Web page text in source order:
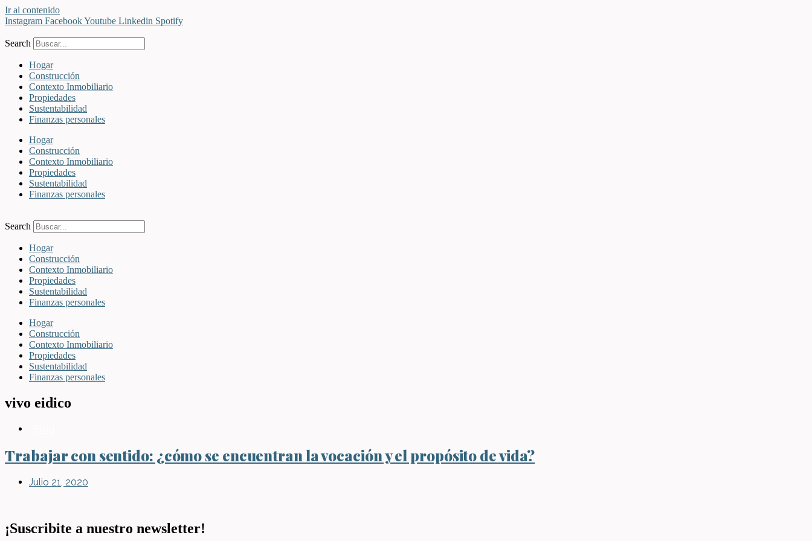
Ir al contenido
Instagram FacebookYoutube Linkedin Spotify
Search
Hogar
Construcción
Contexto Inmobiliario
Propiedades
Sustentabilidad
Finanzas personales
Hogar
Construcción
Contexto Inmobiliario
Propiedades
Sustentabilidad
Finanzas personales
Search
Hogar
Construcción
Contexto Inmobiliario
Propiedades
Sustentabilidad
Finanzas personales
Hogar
Construcción
Contexto Inmobiliario
Propiedades
Sustentabilidad
Finanzas personales
vivo eidico
Trabajar con sentido: ¿cómo se encuentran la vocación y el propósito de vida?
Julio 21, 2020
¡Suscribite a nuestro newsletter!